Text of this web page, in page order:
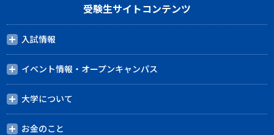
受験生サイトコンテンツ
入試情報
イベント情報・オープンキャンパス
大学について
お金のこと